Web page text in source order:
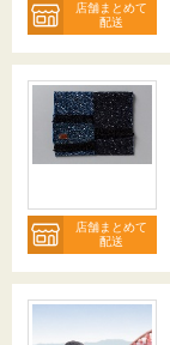
店舗まとめて
配送
店舗まとめて
配送